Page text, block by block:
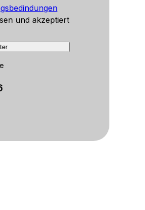
und akzeptiert